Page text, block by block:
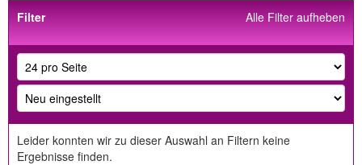
Alle Filter aufheben
Filter
Leider konnten wir zu dieser Auswahl an Filtern keine
Ergebnisse finden.